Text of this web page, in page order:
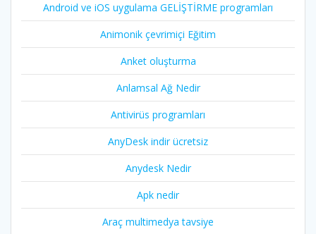
Android ve iOS uygulama GELİŞTİRME programları
Animonik çevrimiçi Eğitim
Anket oluşturma
Anlamsal Ağ Nedir
Antivirüs programları
AnyDesk indir ücretsiz
Anydesk Nedir
Apk nedir
Araç multimedya tavsiye